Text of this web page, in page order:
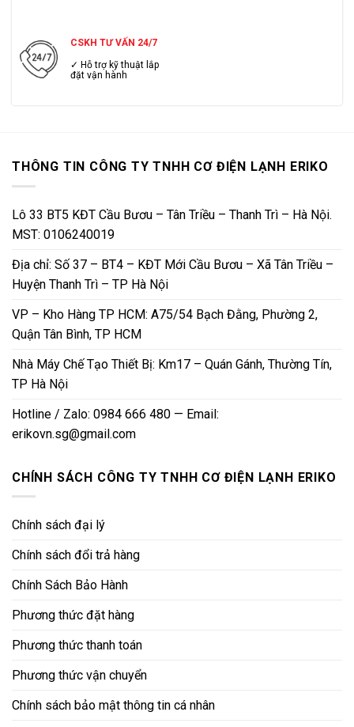
CSKH TƯ VẤN 24/7
✓ Hỗ trợ kỹ thuật lắp
đặt vận hành
THÔNG TIN CÔNG TY TNHH CƠ ĐIỆN LẠNH ERIKO
Lô 33 BT5 KĐT Cầu Bươu – Tân Triều – Thanh Trì – Hà Nội.
MST: 0106240019
Địa chỉ: Số 37 – BT4 – KĐT Mới Cầu Bươu – Xã Tân Triều –
Huyện Thanh Trì – TP Hà Nội
VP – Kho Hàng TP HCM: A75/54 Bạch Đằng, Phường 2,
Quận Tân Bình, TP HCM
Nhà Máy Chế Tạo Thiết Bị: Km17 – Quán Gánh, Thường Tín,
TP Hà Nội
Hotline / Zalo: 0984 666 480 — Email:
erikovn.sg@gmail.com
CHÍNH SÁCH CÔNG TY TNHH CƠ ĐIỆN LẠNH ERIKO
Chính sách đại lý
Chính sách đổi trả hàng
Chính Sách Bảo Hành
Phương thức đặt hàng
Phương thức thanh toán
Phương thức vận chuyển
Chính sách bảo mật thông tin cá nhân